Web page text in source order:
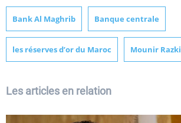
Bank Al Maghrib Banque centrale
les réserves d’or du Maroc Mounir Razki
Les articles en relation